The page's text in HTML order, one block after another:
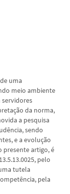
uma
meio ambiente
da norma,
a pesquisa
sendo
e a evolução
presente artigo, é
pelo
tutela
pela